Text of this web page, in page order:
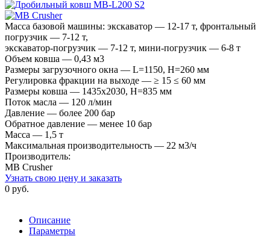
Масса базовой машины: экскаватор — 12-17 т, фронтальный
погрузчик — 7-12 т,
экскаватор-погрузчик — 7-12 т, мини-погрузчик — 6-8 т
Объем ковша — 0,43 м3
Размеры загрузочного окна — L=1150, H=260 мм
Регулировка фракции на выходе — ≥ 15 ≤ 60 мм
Размеры ковша — 1435x2030, H=835 мм
Поток масла — 120 л/мин
Давление — более 200 бар
Обратное давление — менее 10 бар
Масса — 1,5 т
Максимальная производительность — 22 м3/ч
Производитель:
MB Crusher
Узнать свою цену и заказать
0 руб.
Описание
Параметры